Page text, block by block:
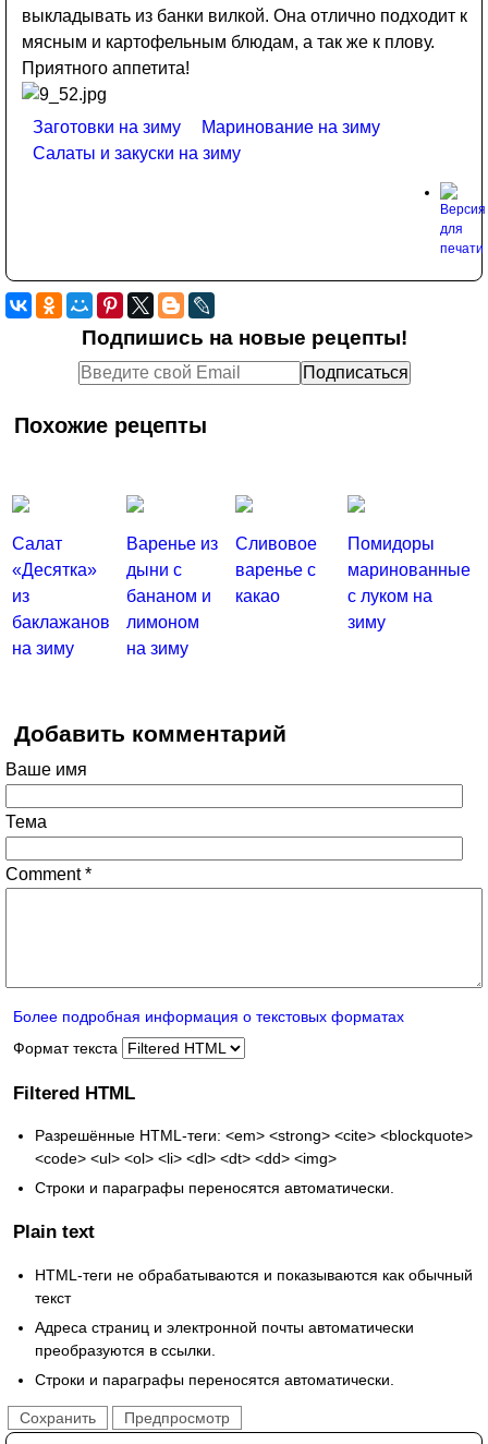
выкладывать из банки вилкой. Она отлично подходит к
мясным и картофельным блюдам, а так же к плову.
Приятного аппетита!
Заготовки на зиму
Маринование на зиму
Салаты и закуски на зиму
Подпишись на новые рецепты!
Похожие рецепты
Салат
«Десятка»
из
баклажанов
на зиму
Варенье из
дыни с
бананом и
лимоном
на зиму
Сливовое
варенье с
какао
Помидоры
маринованные
с луком на
зиму
Добавить комментарий
Ваше имя
Тема
Comment*
Более подробная информация о текстовых форматах
Формат текста
Filtered HTML
Разрешённые HTML-теги: <em> <strong> <cite> <blockquote>
<code> <ul> <ol> <li> <dl> <dt> <dd> <img>
Строки и параграфы переносятся автоматически.
Plain text
HTML-теги не обрабатываются и показываются как обычный
текст
Адреса страниц и электронной почты автоматически
преобразуются в ссылки.
Строки и параграфы переносятся автоматически.